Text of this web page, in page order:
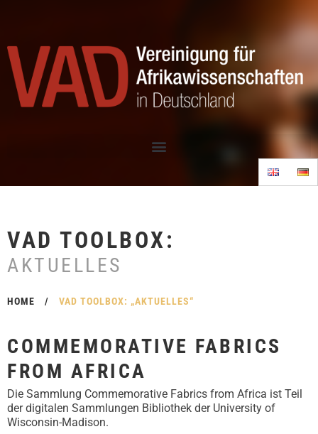
VAD TOOLBOX:
AKTUELLES
HOME / VAD TOOLBOX: „AKTUELLES“
COMMEMORATIVE FABRICS
FROM AFRICA
Die Sammlung Commemorative Fabrics from Africa ist Teil
der digitalen Sammlungen Bibliothek der University of
Wisconsin-Madison.